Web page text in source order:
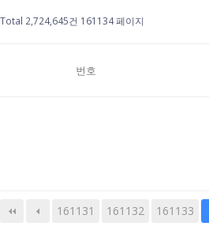
Total 2,724,645건 161134 페이지
번호
161131 161132 161133
다음 맨끝